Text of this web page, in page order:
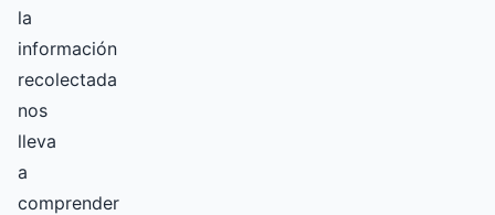
la
información
recolectada
nos
lleva
a
comprender